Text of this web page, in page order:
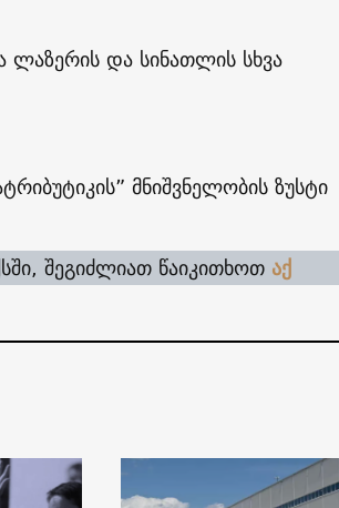
ლაზერის და სინათლის სხვა
მნიშვნელობის ზუსტი
შეგიძლიათ წაიკითხოთ აქ